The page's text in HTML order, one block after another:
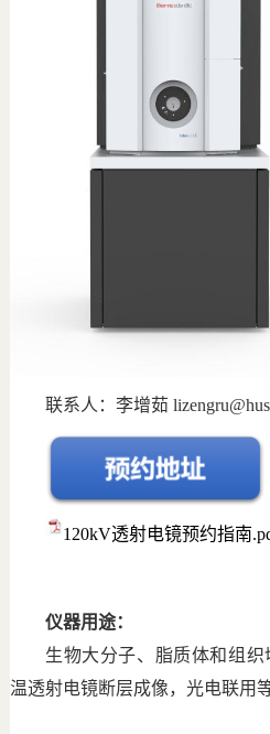
联系人：李增茹
120kV透射电镜预约指南
仪器用途：
生物大分子、脂质体和组
温透射电镜断层成像，光电联用